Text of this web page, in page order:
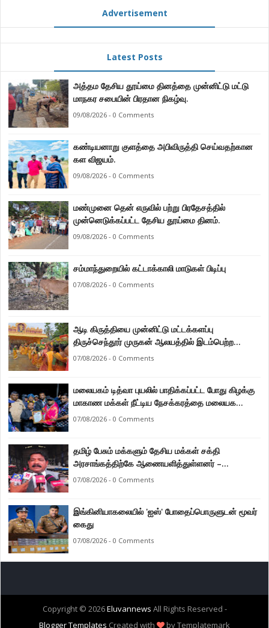
Advertisement
Latest Posts
அத்தம தேசிய தூய்மை தினத்தை முன்னிட்டு மட்டு
மாநகர சபையின் பிரதான நிகழ்வு.
09/08/2026 - 0 Comments
கண்டியனாறு குளத்தை அபிவிருத்தி செய்வதற்கான
கள விஜயம்.
09/08/2026 - 0 Comments
மண்முனை தென் எருவில் பற்று பிரதேசத்தில்
முன்னெடுக்கப்பட்ட தேசிய தூய்மை தினம்.
09/08/2026 - 0 Comments
சம்மாந்துறையில் கட்டாக்காலி மாடுகள் பிடிப்பு
07/08/2026 - 0 Comments
ஆடி கிருத்தியை முன்னிட்டு மட்டக்களப்பு
திருச்செந்தூர் முருகன் ஆலயத்தில் இடம்பெற்ற
பால்குட பவனி 1008 சங்கா ஆபிஷேக நிகழ்வு.
07/08/2026 - 0 Comments
மலையகம் டித்வா புயலில் பாதிக்கப்பட்ட போது கிழக்கு
மாகாண மக்கள் நீட்டிய நேசக்கரத்தை மலையக
மக்கள் ஒருபோதும் மறக்கமாட்டார்கள் : நுவரெலியா
07/08/2026 - 0 Comments
தமிழ் பேசும் மக்களும் தேசிய மக்கள் சக்தி
அரசாங்கத்திற்கே ஆணையளித்துள்ளனர் –
கடற்றொழில் அமைச்சர் இராமலிங்கம் சந்திரசேகர்
07/08/2026 - 0 Comments
இங்கினியாகலையில் 'ஐஸ்' போதைப்பொருளுடன் மூவர்
கைது
07/08/2026 - 0 Comments
Copyright © 2026Eluvannews All Rights Reserved -
Blogger Templates Created with by Templatemark